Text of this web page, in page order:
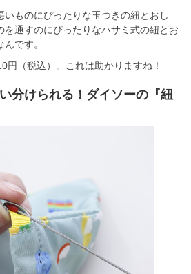
いものにぴったりな玉つきの紐とおし
を通すのにぴったりなハサミ式の紐とお
です。
円（税込）。これは助かりますね！
分けられる！ダイソーの『紐